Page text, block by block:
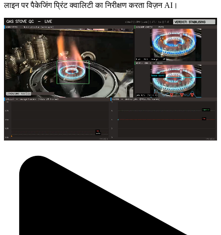
लाइन पर पैकेजिंग प्रिंट क्वालिटी का निरीक्षण करता विज़न AI।